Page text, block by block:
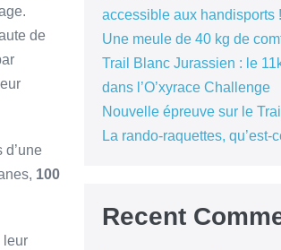
de
d’une
100
leur
accessible aux handisports !
Une meule de 40 kg de
Trail Blanc Jurassien : le
dans l’O’xyrace Challenge
Nouvelle épreuve sur le
La rando-raquettes, qu’est-
Recent